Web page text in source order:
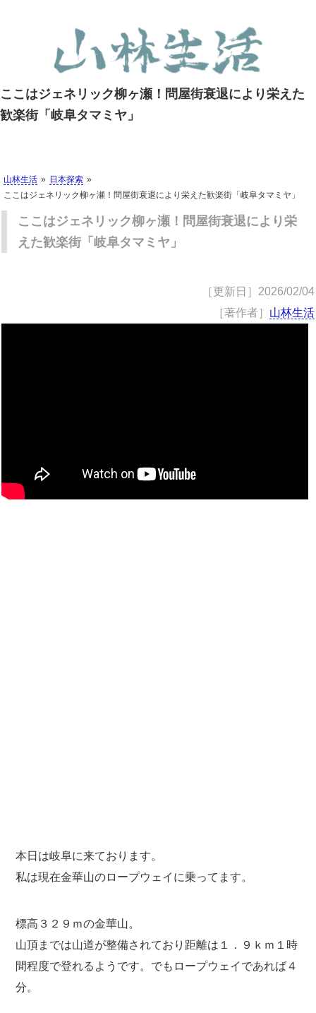
ここはジェネリック柳ヶ瀬！問屋街衰退により栄えた
歓楽街「岐阜タマミヤ」
山林生活
日本探索
ここはジェネリック柳ヶ瀬！問屋街衰退により栄えた歓楽街「岐阜タマミヤ」
ここはジェネリック柳ヶ瀬！問屋街衰退により栄
えた歓楽街「岐阜タマミヤ」
［更新日］ 2026/02/04
［著作者］ 山林生活
本日は岐阜に来ております。
私は現在金華山のロープウェイに乗ってます。
標高３２９ｍの金華山。
山頂までは山道が整備されており距離は１．９ｋｍ１時
間程度で登れるようです。でもロープウェイであれば４
分。